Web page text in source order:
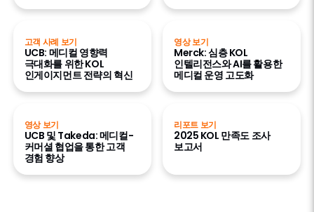
고객 사례 보기
UCB: 메디컬 영향력
극대화를 위한 KOL
인게이지먼트 전략의 혁신
영상 보기
Merck: 심층 KOL
인텔리전스와 AI를 활용한
메디컬 운영 고도화
영상 보기
UCB 및 Takeda: 메디컬-
커머셜 협업을 통한 고객
경험 향상
리포트 보기
2025 KOL 만족도 조사
보고서